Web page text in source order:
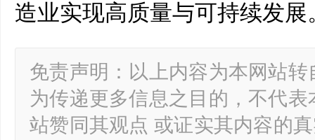
造业实现高质量与可持续发展
免责声明：以上内容为本网站
为传递更多信息之目的，不代
站赞同其观点 或证实其内容的